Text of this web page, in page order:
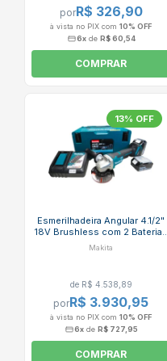
porR$ 326,90
à vista no PIX com 10% OFF
6xde R$ 60,54
COMPRAR
13% OFF
Esmerilhadeira Angular 4.1/2"
18V Brushless com 2 Baterias
5.0Ah Carregador Bivolt e
Makita
de R$ 4.538,89
porR$ 3.930,95
à vista no PIX com 10% OFF
6xde R$ 727,95
COMPRAR